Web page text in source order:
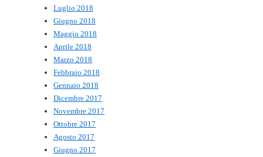
Luglio 2018
Giugno 2018
Maggio 2018
Aprile 2018
Marzo 2018
Febbraio 2018
Gennaio 2018
Dicembre 2017
Novembre 2017
Ottobre 2017
Agosto 2017
Giugno 2017